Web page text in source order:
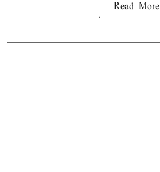
Read More